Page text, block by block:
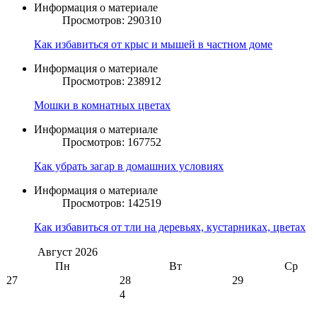
Информация о материале
Просмотров: 290310
Как избавиться от крыс и мышей в частном доме
Информация о материале
Просмотров: 238912
Мошки в комнатных цветах
Информация о материале
Просмотров: 167752
Как убрать загар в домашних условиях
Информация о материале
Просмотров: 142519
Как избавиться от тли на деревьях, кустарниках, цветах
Август 2026
Пн
Вт
Ср
27
28 29
4